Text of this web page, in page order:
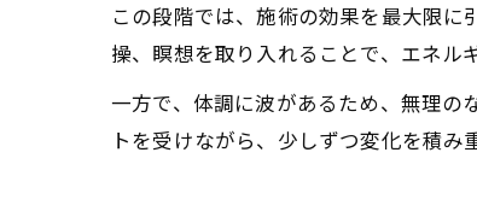
この段階では、施術の効果を最大限
操、瞑想を取り入れることで、エネル
一方で、体調に波があるため、無理の
トを受けながら、少しずつ変化を積み